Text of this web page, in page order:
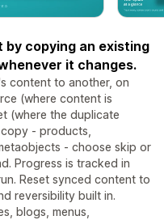
copying an existing
it changes.
content to another, on
(where content is
(where the duplicate
- products,
- choose skip or
Progress is tracked in
Reset synced content to
reversibility built in.
blogs, menus,